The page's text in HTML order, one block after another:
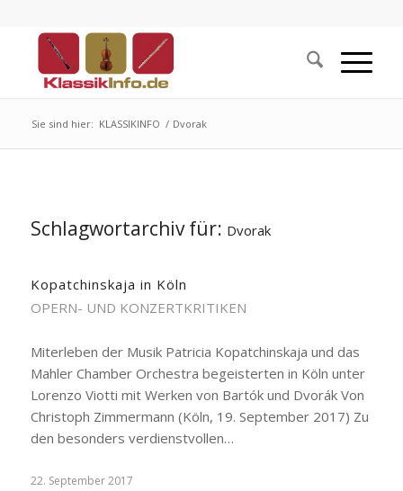
Sie sind hier: KLASSIKINFO / Dvorak
Schlagwortarchiv für: Dvorak
Kopatchinskaja in Köln
OPERN- UND KONZERTKRITIKEN
Miterleben der Musik Patricia Kopatchinskaja und das
Mahler Chamber Orchestra begeisterten in Köln unter
Lorenzo Viotti mit Werken von Bartók und Dvorák Von
Christoph Zimmermann (Köln, 19. September 2017) Zu
den besonders verdienstvollen…
22. September 2017